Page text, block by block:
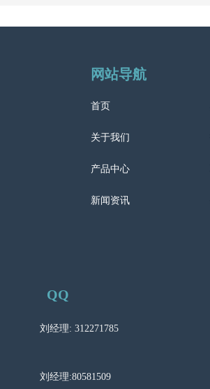
网站导航
首页
关于我们
产品中心
新闻资讯
QQ
刘经理: 312271785
刘经理:80581509